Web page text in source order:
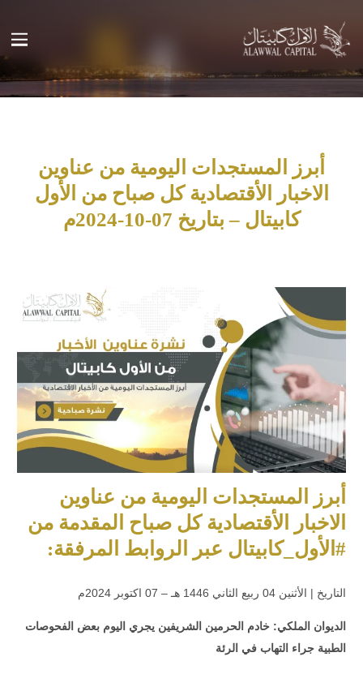
أبرز المستجدات اليومية من عناوين
الاخبار الأقتصادية كل صباح من الأول
كابيتال – بتاريخ 07-10-2024م
أبرز المستجدات اليومية من عناوين
الاخبار الأقتصادية كل صباح المقدمة من
#الأول_كابيتال عبر الروابط المرفقة:
التاريخ | الأثنين 04 ربيع الثاني 1446 هـ – 07 اكتوبر 2024م
الديوان الملكي: خادم الحرمين الشريفين يجري اليوم بعض الفحوصات
الطبية جراء التهاب في الرئة